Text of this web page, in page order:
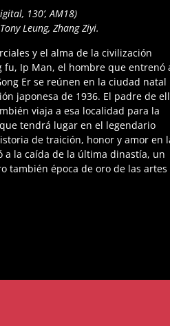
130’, AM18)
Leung, Zhang Ziyi.
y el alma de la civilización
fu, Ip Man, el hombre que entrenó
Er se reúnen en la ciudad natal
japonesa de 1936. El padre de
viaja a esa localidad para la
tendrá lugar en el legendario
de traición, honor y amor en
a la caída de la última dinastía, un
también época de oro de las artes